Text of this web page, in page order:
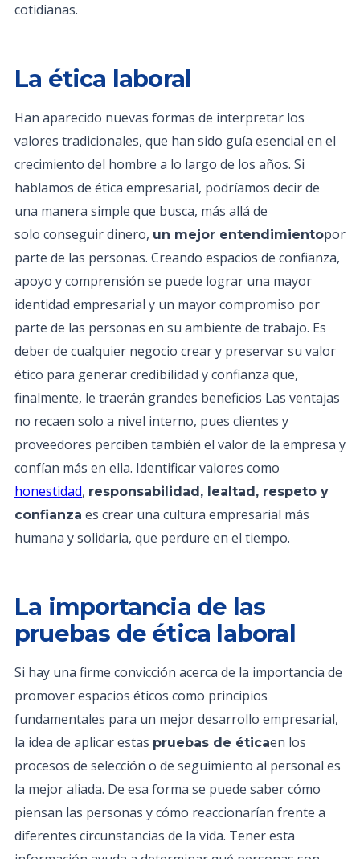
cotidianas.
La ética laboral
Han aparecido nuevas formas de interpretar los
valores tradicionales, que han sido guía esencial en el
crecimiento del hombre a lo largo de los años. Si
hablamos de ética empresarial, podríamos decir de
una manera simple que busca, más allá de
solo conseguir dinero, un mejor entendimientopor
parte de las personas. Creando espacios de confianza,
apoyo y comprensión se puede lograr una mayor
identidad empresarial y un mayor compromiso por
parte de las personas en su ambiente de trabajo. Es
deber de cualquier negocio crear y preservar su valor
ético para generar credibilidad y confianza que,
finalmente, le traerán grandes beneficios Las ventajas
no recaen solo a nivel interno, pues clientes y
proveedores perciben también el valor de la empresa y
confían más en ella. Identificar valores como
honestidad, responsabilidad, lealtad, respeto y
confianza es crear una cultura empresarial más
humana y solidaria, que perdure en el tiempo.
La importancia de las
pruebas de ética laboral
Si hay una firme convicción acerca de la importancia de
promover espacios éticos como principios
fundamentales para un mejor desarrollo empresarial,
la idea de aplicar estas pruebas de éticaen los
procesos de selección o de seguimiento al personal es
la mejor aliada. De esa forma se puede saber cómo
piensan las personas y cómo reaccionarían frente a
diferentes circunstancias de la vida. Tener esta